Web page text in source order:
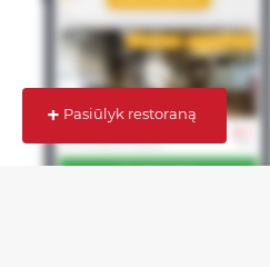
+ Pasiūlyk restoraną